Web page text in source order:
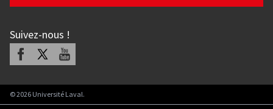
Suivez-nous !
Facebook Youtube
©2026 Université Laval.